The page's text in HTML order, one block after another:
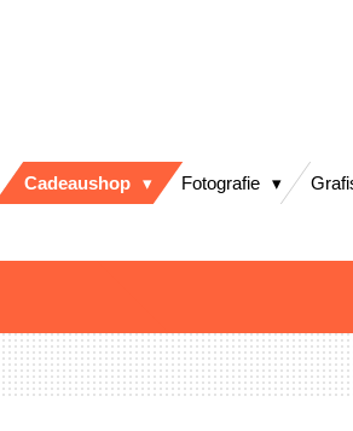
Cadeaushop Fotografie